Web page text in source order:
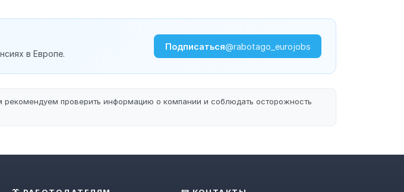
в Европе.
Подписаться@rabotago_eurojobs
проверить информацию о компании и соблюдать осторожность